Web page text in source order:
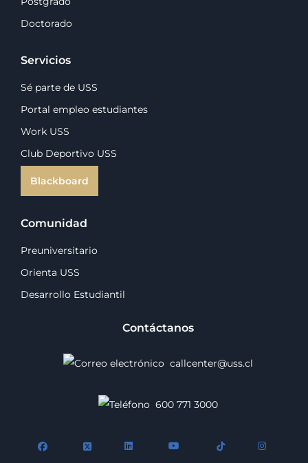
Doctorado
Servicios
Sé parte de USS
Portal empleo estudiantes
Work USS
Club Deportivo USS
Blackboard
Comunidad
Preuniversitario
Orienta USS
Desarrollo Estudiantil
Contáctanos
callcenter@uss.cl
600 771 3000